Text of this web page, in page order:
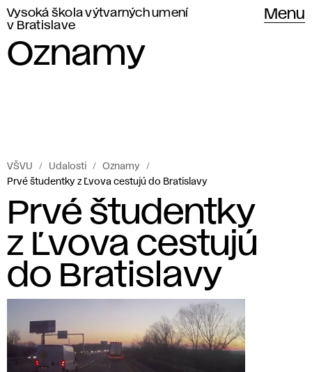
Vysoká škola výtvarných umení
v Bratislave
Menu
Oznamy
VŠVU Udalosti
Oznamy
Prvé študentky z Ľvova cestujú do Bratislavy
Prvé študentky
z Ľvova cestujú
do Bratislavy